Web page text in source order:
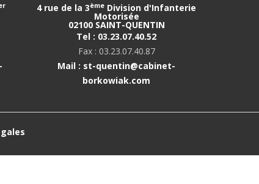
4 rue de la 3ème Division d'Infanterie
Motorisée
02100 SAINT-QUENTIN
Tel : 03.23.07.40.52
Fax : 03.23.07.40.87
Mail : st-quentin@cabinet-
borkowiak.com